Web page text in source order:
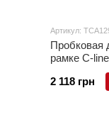
Артикул:
Пробковая
рамке C-line
2 118 грн